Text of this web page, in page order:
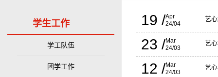
学生工作
学工队伍
团学工作
19 /Apr
24/04
艺
23 /Mar
24/03
艺
12 /Mar
24/03
艺